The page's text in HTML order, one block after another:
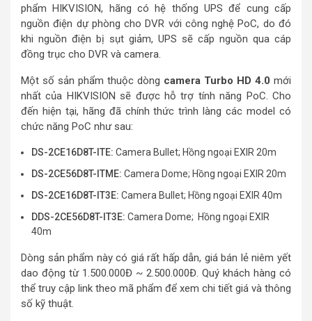
phẩm HIKVISION, hãng có hệ thống UPS để cung cấp
nguồn điện dự phòng cho DVR với công nghệ PoC, do đó
khi nguồn điện bị sụt giảm, UPS sẽ cấp nguồn qua cáp
đồng trục cho DVR và camera.
Một số sản phẩm thuộc dòng camera Turbo HD 4.0 mới
nhất của HIKVISION sẽ được hỗ trợ tính năng PoC. Cho
đến hiện tại, hãng đã chính thức trình làng các model có
chức năng PoC như sau:
DS-2CE16D8T-ITE: Camera Bullet; Hồng ngoại EXIR 20m
DS-2CE56D8T-ITME: Camera Dome; Hồng ngoại EXIR 20m
DS-2CE16D8T-IT3E: Camera Bullet; Hồng ngoại EXIR 40m
DDS-2CE56D8T-IT3E: Camera Dome; Hồng ngoại EXIR
40m
Dòng sản phẩm này có giá rất hấp dẫn, giá bán lẻ niêm yết
dao động từ 1.500.000Đ ~ 2.500.000Đ. Quý khách hàng có
thể truy cập link theo mã phẩm để xem chi tiết giá và thông
số kỹ thuật.